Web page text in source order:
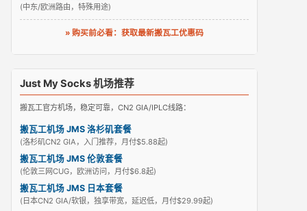
(中东/欧洲路由，特殊用途)
» 购买前必看：获取最新搬瓦工优惠码
Just My Socks 机场推荐
搬瓦工官方机场，稳定可靠，CN2 GIA/IPLC线路：
搬瓦工机场 JMS 洛杉矶套餐
(洛杉矶CN2 GIA，入门推荐，月付$5.88起)
搬瓦工机场 JMS 伦敦套餐
(伦敦三网CUG，欧洲访问，月付$6.8起)
搬瓦工机场 JMS 日本套餐
(日本CN2 GIA/软银，独享带宽，延迟低，月付$29.99起)